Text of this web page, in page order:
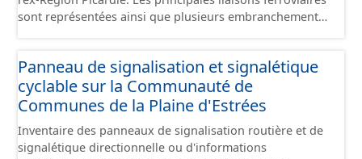
sont représentées ainsi que plusieurs embranchements
sont désaffectées mais sont toujours physiquement
présentes sur le terrain.
Panneau de signalisation et signalétique
cyclable sur la Communauté de
Communes de la Plaine d'Estrées
Inventaire des panneaux de signalisation routière et de
signalétique directionnelle ou d'informations